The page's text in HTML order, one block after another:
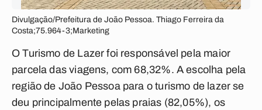
Divulgação/Prefeitura de João Pessoa. Thiago Ferreira da
Costa;75.964-3;Marketing
O Turismo de Lazer foi responsável pela maior
parcela das viagens, com 68,32%. A escolha pela
região de João Pessoa para o turismo de lazer se
deu principalmente pelas praias (82,05%), os